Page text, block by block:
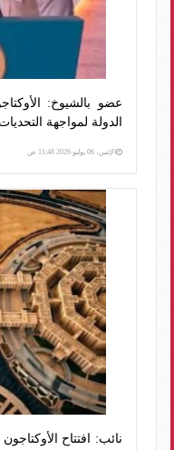
عضو بالشيوخ:
الدولة لمواجهة التحديات
الإثنين، 06 يوليو 2026 11:48 ص
نائب: افتتاح